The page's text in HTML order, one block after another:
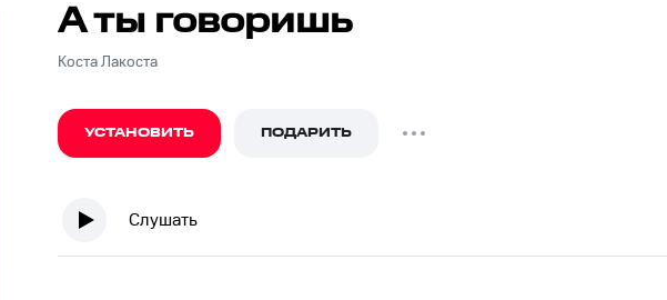
А ты говоришь
Коста Лакоста
УСТАНОВИТЬ ПОДАРИТЬ
Слушать